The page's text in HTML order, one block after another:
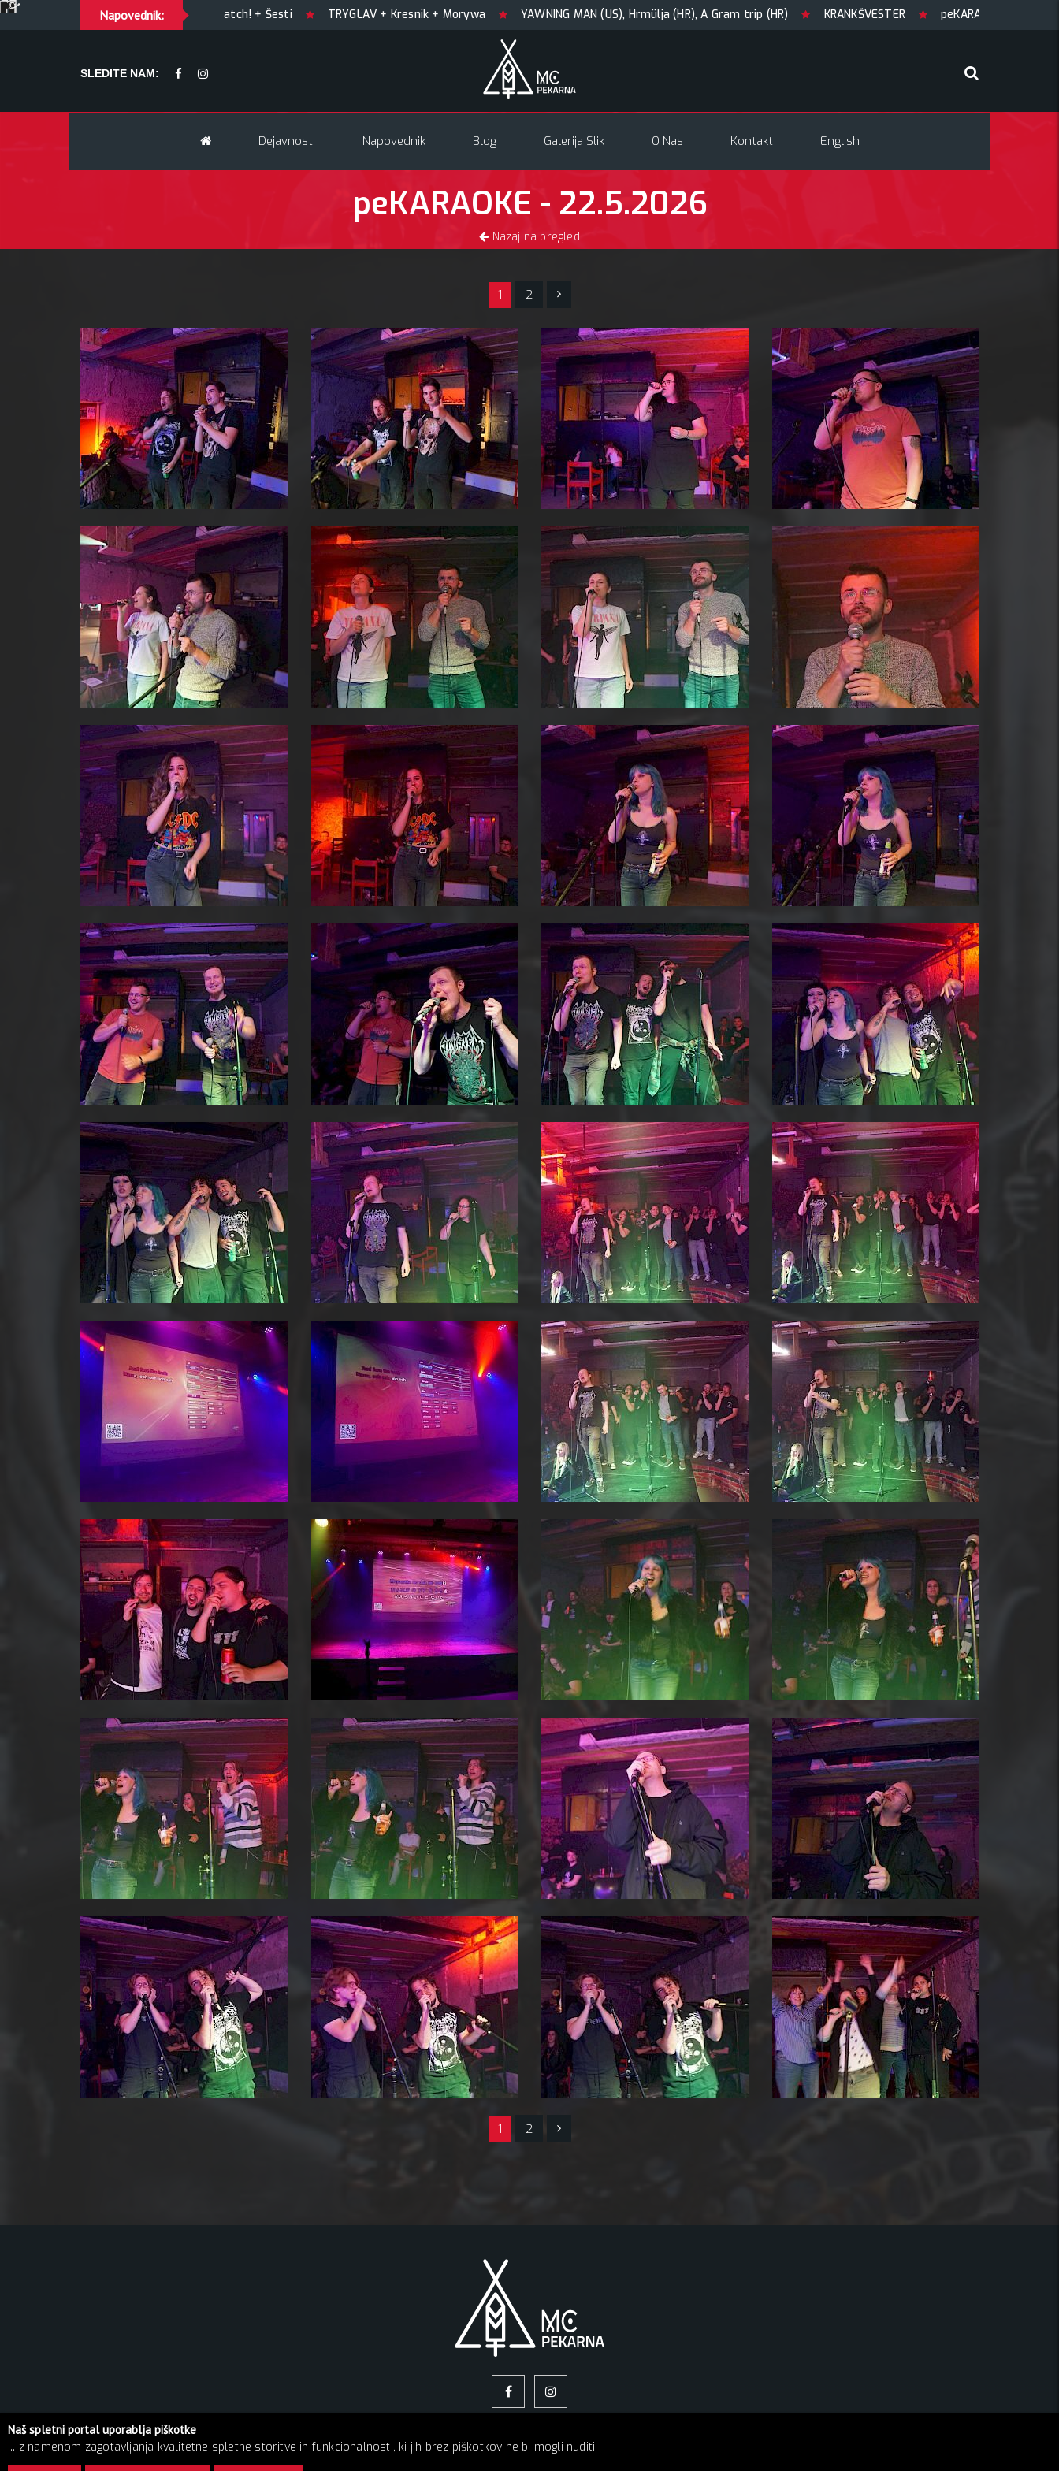
Napovednik:
GUILTY OF JOY + Match! + Šesti TRYGLAV + Kresnik + Morywa YAWNING MAN (US), Hrmülja (HR), A Gram trip (HR) KRANKŠVESTER peKARAOKE GUILTY OF JOY +
SLEDITE NAM:
Dejavnosti Napovednik Blog Galerija Slik O Nas Kontakt English
peKARAOKE - 22.5.2026
Nazaj na pregled
1 2
1 2
Naš spletni portal uporablja piškotke
... z namenom zagotavljanja kvalitetne spletne storitve in funkcionalnosti, ki jih brez piškotkov ne bi mogli nuditi.